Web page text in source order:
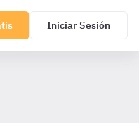
Iniciar Sesión
las Celadores/as.